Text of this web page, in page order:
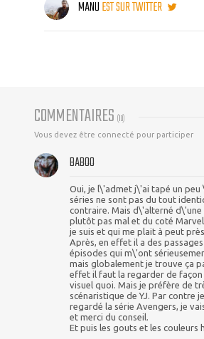
MANUEST SUR TWITTER
COMMENTAIRES (10)
Vous devez être connecté pour participer
BABOO
Oui, je l\'admet j\'ai tapé un peu
séries ne sont pas du tout
contraire. Mais d\'alterné d\'une
plutôt pas mal et du coté
je suis et qui me plait à peut
Après, en effet il a des
épisodes qui m\'ont
mais globalement je trouve ça
effet il faut la regarder de
visuel quoi. Mais je préfère de
scénaristique de YJ. Par contre
regardé la série Avengers, je
et merci du conseil.
Et puis les gouts et les couleurs